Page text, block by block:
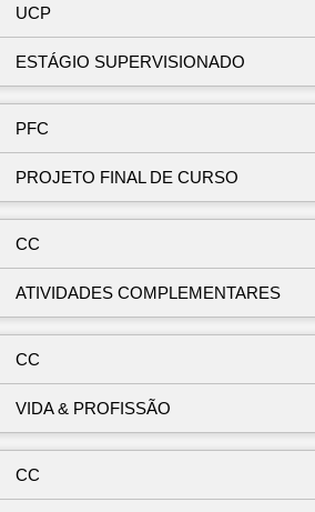
UCP
ESTÁGIO SUPERVISIONADO
PFC
PROJETO FINAL DE CURSO
CC
ATIVIDADES COMPLEMENTARES
CC
VIDA & PROFISSÃO
CC